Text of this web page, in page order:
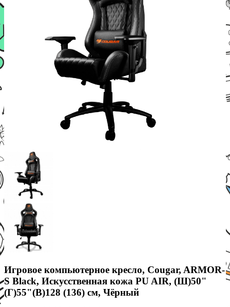
Игровое компьютерное кресло, Cougar, ARMOR-
S Black, Искусственная кожа PU AIR, (Ш)50"
(Г)55"(В)128 (136) см, Чёрный